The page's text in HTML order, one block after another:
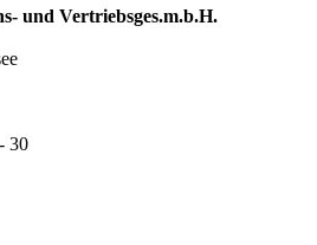
und Vertriebsges.m.b.H.
30